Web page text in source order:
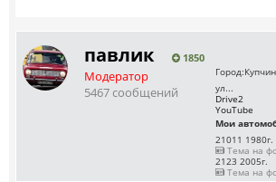
павлик 1850
Модератор
5467 сообщений
Город:
ул...
Drive2
YouTube
Мои
21011 1980г.
Тема на
2123 2005г.
Тема на